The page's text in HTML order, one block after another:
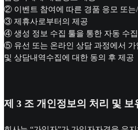
② 이벤트 참여에 따른 경품 응모 또는
③ 제휴사로부터의 제공
④ 생성 정보 수집 툴을 통한 자동 수집
⑤ 유선 또는 온라인 상담 과정에서 가
및 상담내역수집에 대한 동의 후 제공
제 3 조 개인정보의 처리 및 보